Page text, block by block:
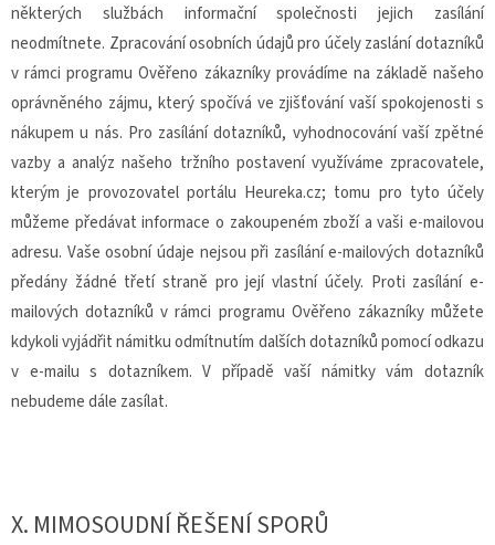
některých službách informační společnosti jejich zasílání
neodmítnete. Zpracování osobních údajů pro účely zaslání dotazníků
v rámci programu Ověřeno zákazníky provádíme na základě našeho
oprávněného zájmu, který spočívá ve zjišťování vaší spokojenosti s
nákupem u nás. Pro zasílání dotazníků, vyhodnocování vaší zpětné
vazby a analýz našeho tržního postavení využíváme zpracovatele,
kterým je provozovatel portálu Heureka.cz; tomu pro tyto účely
můžeme předávat informace o zakoupeném zboží a vaši e-mailovou
adresu. Vaše osobní údaje nejsou při zasílání e-mailových dotazníků
předány žádné třetí straně pro její vlastní účely. Proti zasílání e-
mailových dotazníků v rámci programu Ověřeno zákazníky můžete
kdykoli vyjádřit námitku odmítnutím dalších dotazníků pomocí odkazu
v e-mailu s dotazníkem. V případě vaší námitky vám dotazník
nebudeme dále zasílat.
X. MIMOSOUDNÍ ŘEŠENÍ SPORŮ